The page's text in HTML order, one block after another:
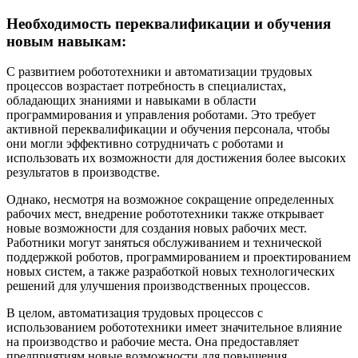
Необходимость переквалификации и обучения
новым навыкам:
С развитием робототехники и автоматизации трудовых
процессов возрастает потребность в специалистах,
обладающих знаниями и навыками в области
программирования и управления роботами. Это требует
активной переквалификации и обучения персонала, чтобы
они могли эффективно сотрудничать с роботами и
использовать их возможности для достижения более высоких
результатов в производстве.
Однако, несмотря на возможное сокращение определенных
рабочих мест, внедрение робототехники также открывает
новые возможности для создания новых рабочих мест.
Работники могут заняться обслуживанием и технической
поддержкой роботов, программированием и проектированием
новых систем, а также разработкой новых технологических
решений для улучшения производственных процессов.
В целом, автоматизация трудовых процессов с
использованием робототехники имеет значительное влияние
на производство и рабочие места. Она предоставляет